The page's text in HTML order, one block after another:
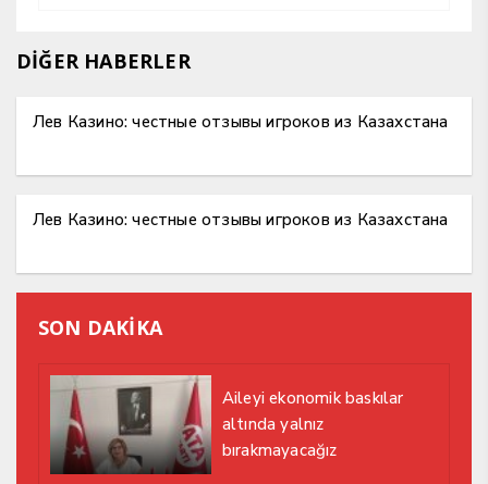
DİĞER HABERLER
Лев Казино: честные отзывы игроков из Казахстана
Лев Казино: честные отзывы игроков из Казахстана
SON DAKİKA
Aileyi ekonomik baskılar
altında yalnız
bırakmayacağız